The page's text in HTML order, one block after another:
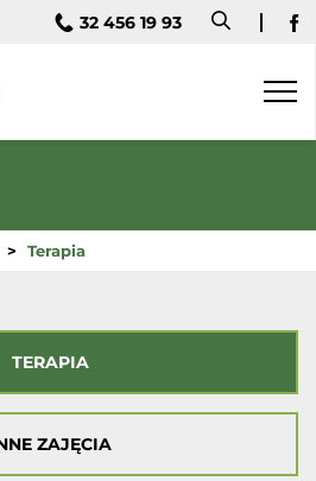
32 456 19 93
Terapia
TERAPIA
ZAJĘCIA